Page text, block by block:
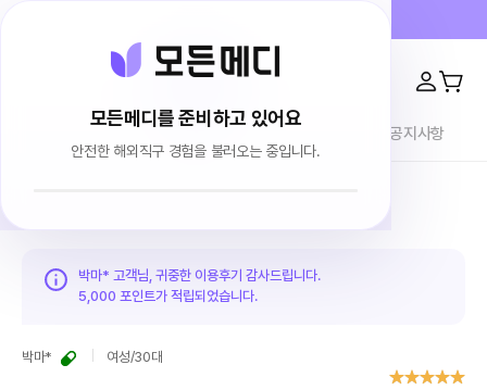
모든메디를 준비하고 있어요
안전한 해외직구 경험을 불러오는 중입니다.
이용후기 브랜드소개 공지사항
박마* 고객님, 귀중한 이용후기 감사드립니다.
5,000 포인트가 적립되었습니다.
박마* 여성/30대